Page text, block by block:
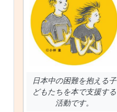
日本中の困難を抱える子
どもたちを本で支援する
活動です。